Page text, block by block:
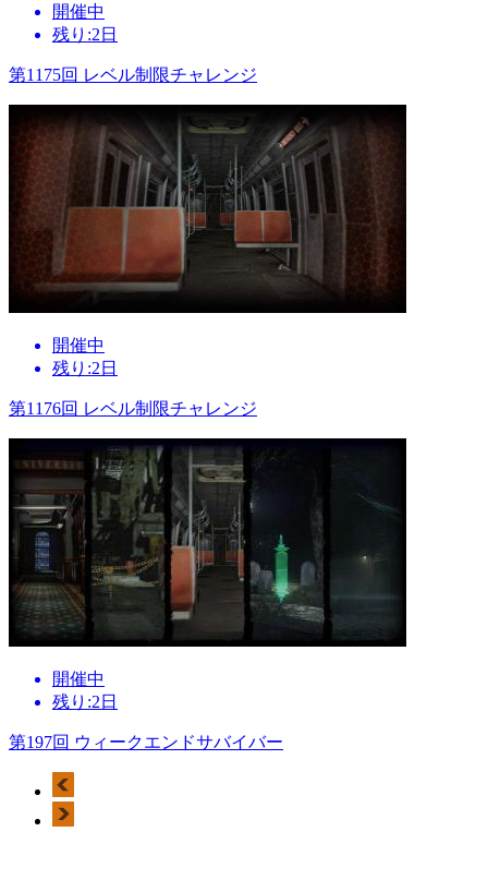
開催中
残り:2日
第1175回 レベル制限チャレンジ
開催中
残り:2日
第1176回 レベル制限チャレンジ
開催中
残り:2日
第197回 ウィークエンドサバイバー